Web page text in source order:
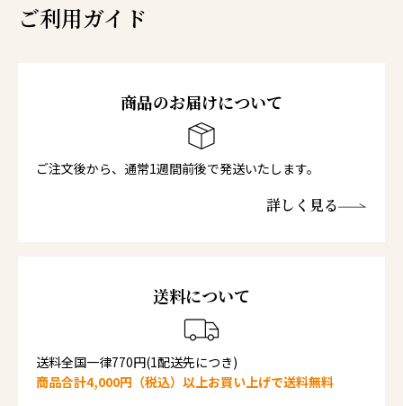
ご利用ガイド
商品のお届けについて
ご注文後から、通常1週間前後で発送いたします。
詳しく見る
送料について
送料全国一律770円(1配送先につき)
商品合計4,000円（税込）以上お買い上げで送料無料